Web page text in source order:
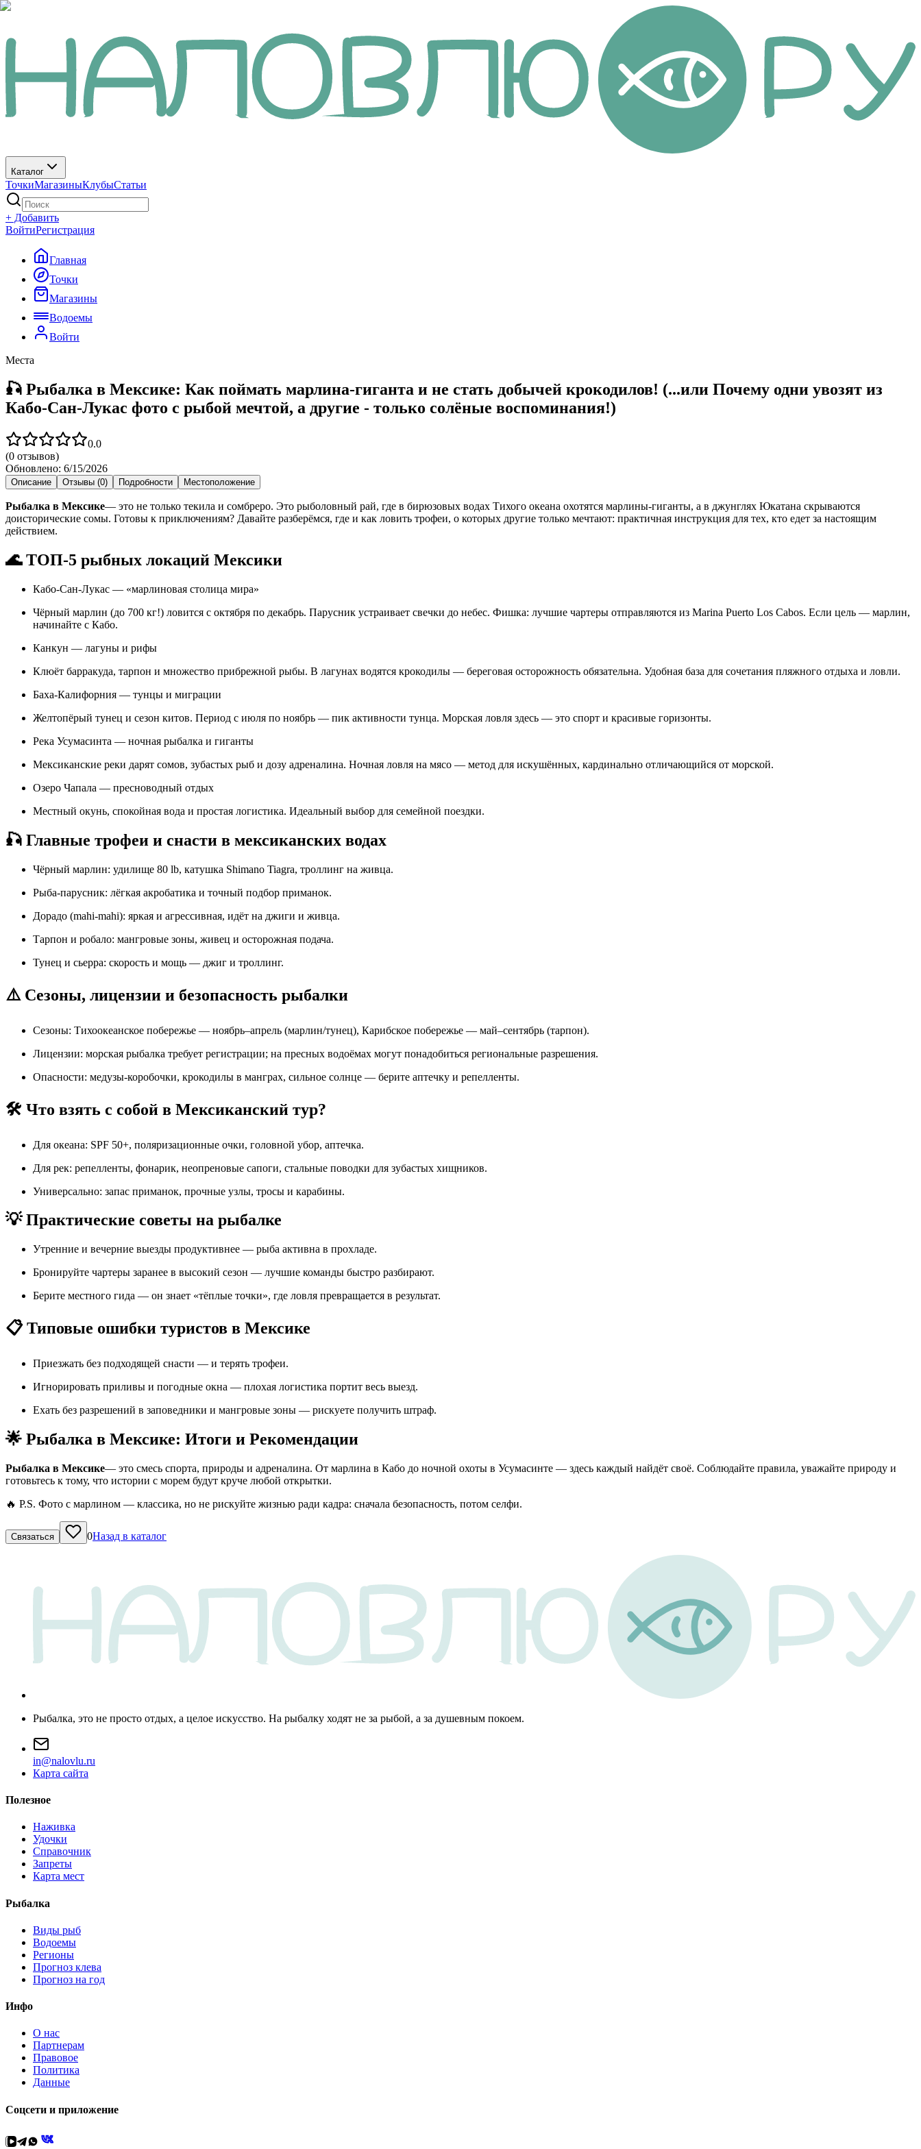
Каталог
ТочкиМагазиныКлубыСтатьи
+ Добавить
ВойтиРегистрация
Главная
Точки
Магазины
Водоемы
Войти
Места
🎣 Рыбалка в Мексике: Как поймать марлина-гиганта и не стать добычей крокодилов! (...или Почему одни увозят из
Кабо-Сан-Лукас фото с рыбой мечтой, а другие - только солёные воспоминания!)
0.0
(0 отзывов)
Обновлено: 6/15/2026
Описание Отзывы (0) Подробности Местоположение
Рыбалка в Мексике— это не только текила и сомбреро. Это рыболовный рай, где в бирюзовых водах Тихого океана охотятся марлины-гиганты, а в джунглях Юкатана скрываются
доисторические сомы. Готовы к приключениям? Давайте разберёмся, где и как ловить трофеи, о которых другие только мечтают: практичная инструкция для тех, кто едет за настоящим
действием.
🌊 ТОП-5 рыбных локаций Мексики
Кабо-Сан-Лукас — «марлиновая столица мира»
Чёрный марлин (до 700 кг!) ловится с октября по декабрь. Парусник устраивает свечки до небес. Фишка: лучшие чартеры отправляются из Marina Puerto Los Cabos. Если цель — марлин,
начинайте с Кабо.
Канкун — лагуны и рифы
Клюёт барракуда, тарпон и множество прибрежной рыбы. В лагунах водятся крокодилы — береговая осторожность обязательна. Удобная база для сочетания пляжного отдыха и ловли.
Баха-Калифорния — тунцы и миграции
Желтопёрый тунец и сезон китов. Период с июля по ноябрь — пик активности тунца. Морская ловля здесь — это спорт и красивые горизонты.
Река Усумасинта — ночная рыбалка и гиганты
Мексиканские реки дарят сомов, зубастых рыб и дозу адреналина. Ночная ловля на мясо — метод для искушённых, кардинально отличающийся от морской.
Озеро Чапала — пресноводный отдых
Местный окунь, спокойная вода и простая логистика. Идеальный выбор для семейной поездки.
🎣 Главные трофеи и снасти в мексиканских водах
Чёрный марлин: удилище 80 lb, катушка Shimano Tiagra, троллинг на живца.
Рыба-парусник: лёгкая акробатика и точный подбор приманок.
Дорадо (mahi-mahi): яркая и агрессивная, идёт на джиги и живца.
Тарпон и робало: мангровые зоны, живец и осторожная подача.
Тунец и сьерра: скорость и мощь — джиг и троллинг.
⚠️ Сезоны, лицензии и безопасность рыбалки
Сезоны: Тихоокеанское побережье — ноябрь–апрель (марлин/тунец), Карибское побережье — май–сентябрь (тарпон).
Лицензии: морская рыбалка требует регистрации; на пресных водоёмах могут понадобиться региональные разрешения.
Опасности: медузы-коробочки, крокодилы в манграх, сильное солнце — берите аптечку и репелленты.
🛠️ Что взять с собой в Мексиканский тур?
Для океана: SPF 50+, поляризационные очки, головной убор, аптечка.
Для рек: репелленты, фонарик, неопреновые сапоги, стальные поводки для зубастых хищников.
Универсально: запас приманок, прочные узлы, тросы и карабины.
💡 Практические советы на рыбалке
Утренние и вечерние выезды продуктивнее — рыба активна в прохладе.
Бронируйте чартеры заранее в высокий сезон — лучшие команды быстро разбирают.
Берите местного гида — он знает «тёплые точки», где ловля превращается в результат.
📋 Типовые ошибки туристов в Мексике
Приезжать без подходящей снасти — и терять трофеи.
Игнорировать приливы и погодные окна — плохая логистика портит весь выезд.
Ехать без разрешений в заповедники и мангровые зоны — рискуете получить штраф.
🌟 Рыбалка в Мексике: Итоги и Рекомендации
Рыбалка в Мексике— это смесь спорта, природы и адреналина. От марлина в Кабо до ночной охоты в Усумасинте — здесь каждый найдёт своё. Соблюдайте правила, уважайте природу и
готовьтесь к тому, что истории с морем будут круче любой открытки.
🔥 P.S. Фото с марлином — классика, но не рискуйте жизнью ради кадра: сначала безопасность, потом селфи.
Связаться 0Назад в каталог
Рыбалка, это не просто отдых, а целое искусство. На рыбалку ходят не за рыбой, а за душевным покоем.
in@nalovlu.ru
Карта сайта
Полезное
Наживка
Удочки
Справочник
Запреты
Карта мест
Рыбалка
Виды рыб
Водоемы
Регионы
Прогноз клева
Прогноз на год
Инфо
О нас
Партнерам
Правовое
Политика
Данные
Соцсети и приложение